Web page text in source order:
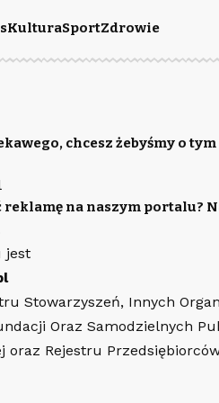
KulturaSportZdrowie
chcesz żebyśmy o
reklamę na naszym portalu?
jest
Stowarzyszeń, Innych
Oraz Samodzielnych
oraz Rejestru